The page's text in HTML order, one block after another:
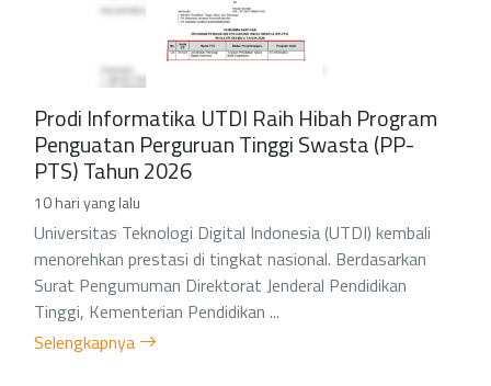
Prodi Informatika UTDI Raih Hibah Program
Penguatan Perguruan Tinggi Swasta (PP-
PTS) Tahun 2026
10 hari yang lalu
Universitas Teknologi Digital Indonesia (UTDI) kembali
menorehkan prestasi di tingkat nasional. Berdasarkan
Surat Pengumuman Direktorat Jenderal Pendidikan
Tinggi, Kementerian Pendidikan ...
Selengkapnya